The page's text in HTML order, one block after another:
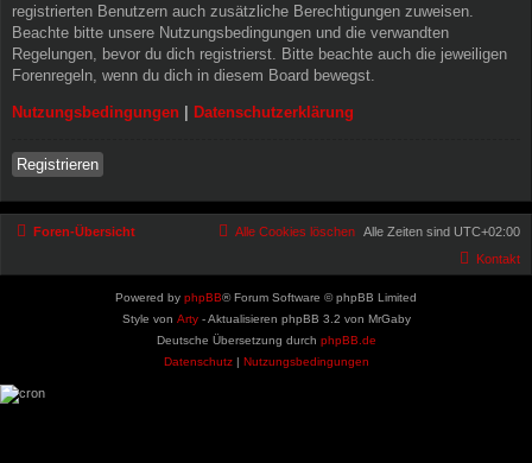
registrierten Benutzern auch zusätzliche Berechtigungen zuweisen.
Beachte bitte unsere Nutzungsbedingungen und die verwandten
Regelungen, bevor du dich registrierst. Bitte beachte auch die jeweiligen
Forenregeln, wenn du dich in diesem Board bewegst.
Nutzungsbedingungen | Datenschutzerklärung
Registrieren
Foren-Übersicht Alle Zeiten sind UTC+02:00
Alle Cookies löschen
Kontakt
Powered by phpBB® Forum Software © phpBB Limited
Style von Arty- Aktualisieren phpBB 3.2 von MrGaby
Deutsche Übersetzung durch phpBB.de
Datenschutz| Nutzungsbedingungen